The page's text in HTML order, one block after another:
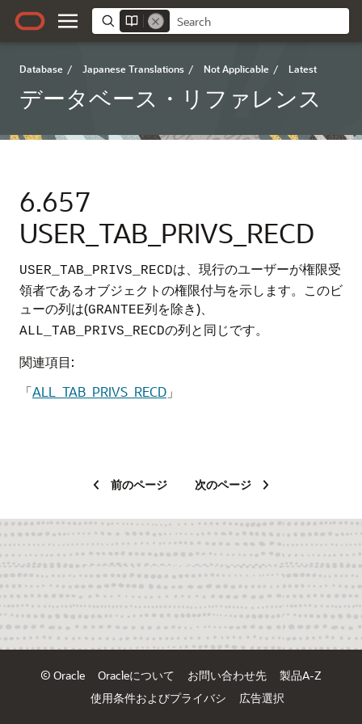
Database / Japanese Translations / Not Applicable / Latest
データベース・リファレンス
6.657
USER_TAB_PRIVS_RECD
USER_TAB_PRIVS_RECDは、現行のユーザーが権限受
領者であるオブジェクトの権限付与を示します。このビ
ューの列は(GRANTEE列を除き)、
ALL_TAB_PRIVS_RECDの列と同じです。
関連項目:
「ALL_TAB_PRIVS_RECD 」
前のページ 次のページ
© Oracle Oracleについて お問い合わせ先
製品A-Z
使用条件およびプライバシ
広告選択